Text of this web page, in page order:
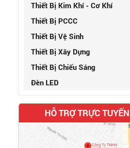
Thiết Bị Kim Khí - Cơ Khí
Thiết Bị PCCC
Thiết Bị Vệ Sinh
Thiết Bị Xây Dựng
Thiết Bị Chiếu Sáng
Đèn LED
HỖ TRỢ TRỰC TUYẾN